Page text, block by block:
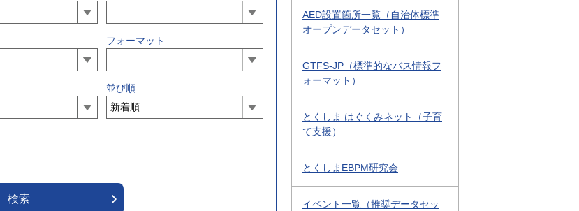
フォーマット
並び順
AED設置箇所一覧（自治体標準
オープンデータセット）
GTFS-JP（標準的なバス情報フ
ォーマット）
とくしま はぐくみネット（子育
て支援）
とくしまEBPM研究会
イベント一覧（推奨データセッ